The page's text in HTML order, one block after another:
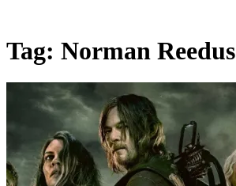
Tag: Norman Reedus